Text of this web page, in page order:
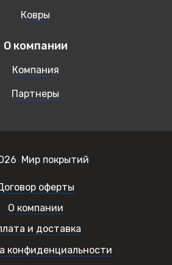
Ковры
О компании
Компания
Партнеры
Мир покрытий
оферты
О компании
и доставка
конфиденциальности